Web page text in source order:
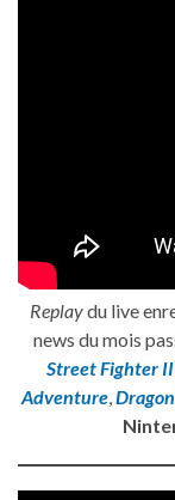
Replaydu live
news du mois
Street Fighter
Adventure,